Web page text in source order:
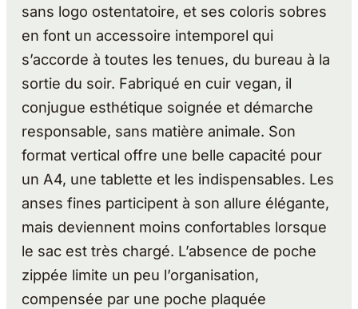
sans logo ostentatoire, et ses coloris sobres
en font un accessoire intemporel qui
s’accorde à toutes les tenues, du bureau à la
sortie du soir. Fabriqué en cuir vegan, il
conjugue esthétique soignée et démarche
responsable, sans matière animale. Son
format vertical offre une belle capacité pour
un A4, une tablette et les indispensables. Les
anses fines participent à son allure élégante,
mais deviennent moins confortables lorsque
le sac est très chargé. L’absence de poche
zippée limite un peu l’organisation,
compensée par une poche plaquée